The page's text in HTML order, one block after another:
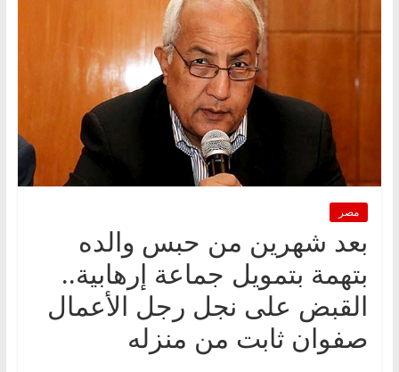
مصر
بعد شهرين من حبس والده
بتهمة بتمويل جماعة إرهابية..
القبض على نجل رجل الأعمال
صفوان ثابت من منزله